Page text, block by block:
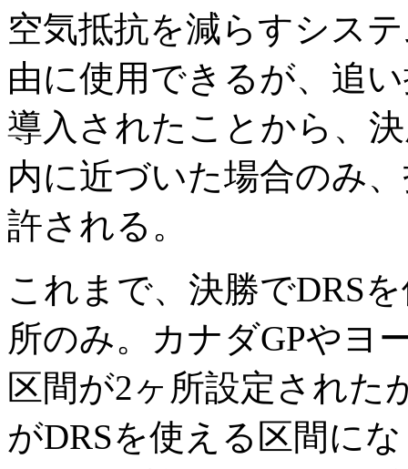
空気抵抗を減らすシス
由に使用できるが、追
導入されたことから、
内に近づいた場合のみ
許される。
これまで、決勝でDRS
所のみ。カナダGPやヨ
区間が2ヶ所設定された
がDRSを使える区間に